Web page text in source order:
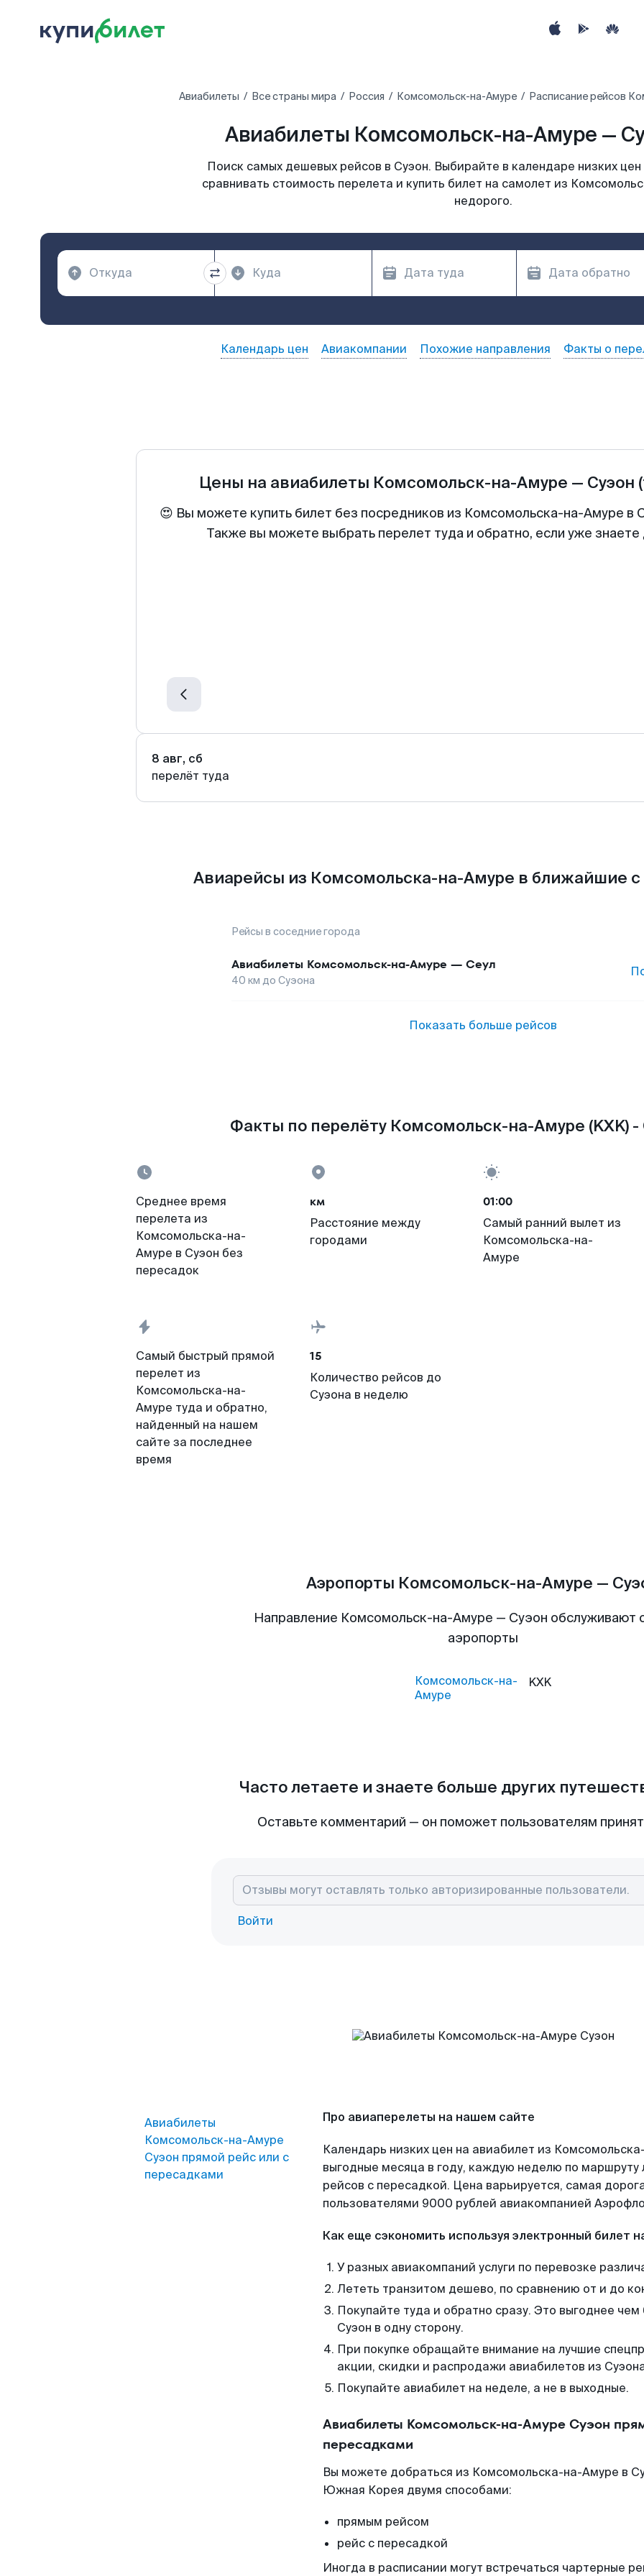
Авиабилеты Все страны мира Россия Комсомольск-на-Амуре Расписание рейсов
Авиабилеты Комсомольск-на-Амуре —
Поиск самых дешевых рейсов в Суэон. Выбирайте в календаре низких
сравнивать стоимость перелета и купить билет на самолет из
недорого.
Календарь цен Авиакомпании Похожие направления Факты о
Цены на авиабилеты Комсомольск-на-Амуре — Суэон
😍 Вы можете купить билет без посредников из Комсомольска-на-Амуре в
Также вы можете выбрать перелет туда и обратно, если уже
8 авг, сб
перелёт туда
Авиарейсы из Комсомольска-на-Амуре в ближайшие с
Рейсы в соседние города
Авиабилеты Комсомольск-на-Амуре — Сеул
40 км до Суэона
Показать больше рейсов
Факты по перелёту Комсомольск-на-Амуре (KXK) -
Среднее время
перелета из
Комсомольска-на-
Амуре в Суэон без
пересадок
км
Расстояние между
городами
01:00
Самый ранний вылет из
Комсомольска-на-
Амуре
Самый быстрый прямой
перелет из
Комсомольска-на-
Амуре туда и обратно,
найденный на нашем
сайте за последнее
время
15
Количество рейсов до
Суэона в неделю
Аэропорты Комсомольск-на-Амуре —
Направление Комсомольск-на-Амуре — Суэон обслуживают
аэропорты
Комсомольск-на-
Амуре
KXK
Часто летаете и знаете больше других
Оставьте комментарий — он поможет пользователям
Войти
Авиабилеты
Комсомольск-на-Амуре
Суэон прямой рейс или с
пересадками
Про авиаперелеты на нашем сайте
Календарь низких цен на авиабилет из
выгодные месяца в году, каждую неделю по маршруту
рейсов с пересадкой. Цена варьируется, самая
пользователями 9000 рублей авиакомпанией
Как еще сэкономить используя электронный билет
У разных авиакомпаний услуги по перевозке
Лететь транзитом дешево, по сравнению от и до
Покупайте туда и обратно сразу. Это выгоднее
Суэон в одну сторону.
При покупке обращайте внимание на лучшие
акции, скидки и распродажи авиабилетов из
Покупайте авиабилет на неделе, а не в выходные.
Авиабилеты Комсомольск-на-Амуре Суэон
пересадками
Вы можете добраться из Комсомольска-на-Амуре в
Южная Корея двумя способами:
прямым рейсом
рейс с пересадкой
Иногда в расписании могут встречаться чартерные